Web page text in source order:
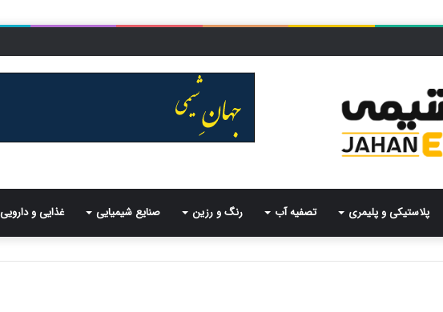
پلاستیکی و پلیمری تصفیه آب رنگ و رزین صنایع شیمیایی غذایی و دارویی